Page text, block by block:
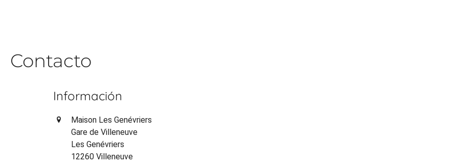
Contacto
Información
Maison Les Genévriers
Gare de Villeneuve
Les Genévriers
12260 Villeneuve